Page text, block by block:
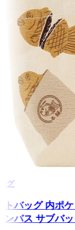
ッグ
ートバッグ 内
ャンバス サブ